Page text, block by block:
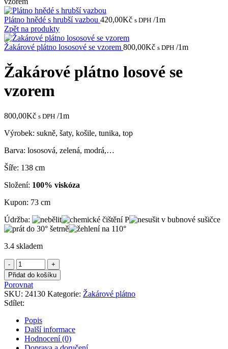
Plátno hnědé s hrubší vazbou 420,00Kč s DPH /1m
Zpět na produkty
Žakárové plátno lososové se vzorem 800,00Kč s DPH /1m
Žakárové plátno losové se
vzorem
800,00Kč s DPH /1m
Výrobek: sukně, šaty, košile, tunika, top
Barva: lososová, zelená, modrá,…
Šíře: 138 cm
Složení: 100% viskóza
Kupon: 73 cm
Údržba:
3.4 skladem
Žakárové
plátno
losové
se
vzorem
množství
Přidat do košíku
Porovnat
SKU: 24130 Kategorie: Žakárové plátno
Sdílet:
Popis
Další informace
Hodnocení (0)